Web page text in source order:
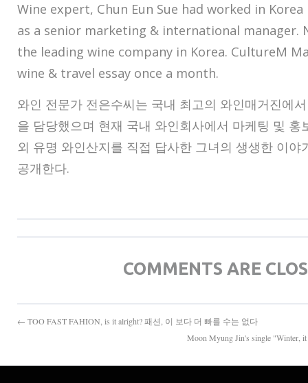
Wine expert, Chun Eun Sue had worked in
as a senior marketing & international manager.
the leading wine company in Korea. CultureM
wine & travel essay once a month.
와인 전문가 전은수씨는 국내 최고의 와인매거진에
을 담당했으며 현재 국내 와인회사에서 마케팅 및 홍
외 유명 와인산지를 직접 답사한 그녀의 생생한 이야
공개한다.
COMMENTS ARE
← TOO FAST FAHION, is it alright? 패션, 이 보다 더 빠를 수는 없다
Moon Myung Jin's single "Winter,